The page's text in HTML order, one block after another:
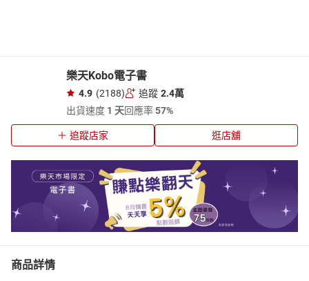
樂天Kobo電子書
4.9 (2188) 追蹤 2.4萬
出貨速度 1 天回應率57%
追蹤店家 逛店舖
商品詳情